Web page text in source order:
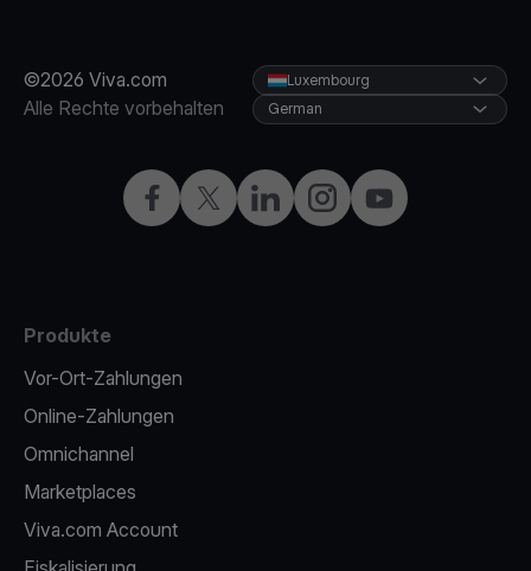
©2026 Viva.com
Alle Rechte vorbehalten
Facebook
X LinkedInInstagramYouTube
Luxembourg
German
Produkte
Vor-Ort-Zahlungen
Online-Zahlungen
Omnichannel
Marketplaces
Viva.com Account